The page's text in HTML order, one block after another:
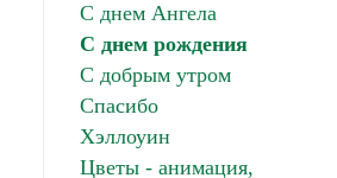
С днем Ангела
С днем рождения
С добрым утром
Спасибо
Хэллоуин
Цветы - анимация,